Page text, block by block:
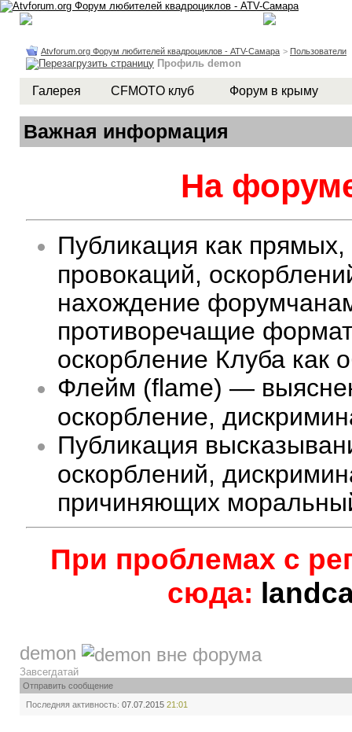
Atvforum.org Форум любителей квадроциклов - ATV-Самара > Пользователи
Профиль demon
Галерея CFMOTO клуб Форум в крыму
Важная информация
На
Публикация как
провокаций,
нахождение
противоречащие
оскорбление Клуба как
Флейм (flame) —
оскорбление,
Публикация
оскорблений,
причиняющих
При проблемах с
сюда:
demon
Завсегдатай
Отправить сообщение
Последняя активность: 07.07.2015 21:01